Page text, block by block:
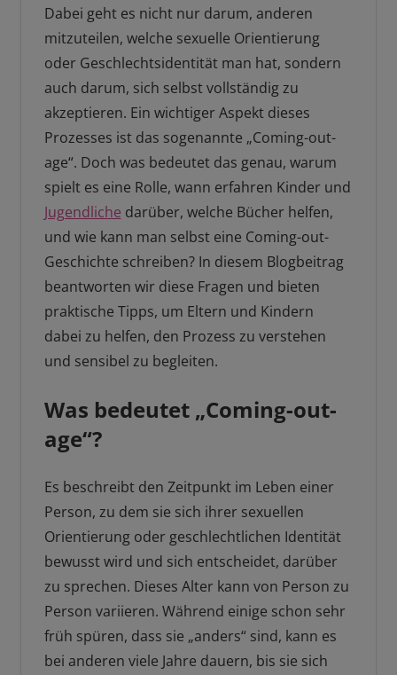
Dabei geht es nicht nur darum, anderen
mitzuteilen, welche sexuelle Orientierung
oder Geschlechtsidentität man hat, sondern
auch darum, sich selbst vollständig zu
akzeptieren. Ein wichtiger Aspekt dieses
Prozesses ist das sogenannte „Coming-out-
age“. Doch was bedeutet das genau, warum
spielt es eine Rolle, wann erfahren Kinder und
Jugendliche darüber, welche Bücher helfen,
und wie kann man selbst eine Coming-out-
Geschichte schreiben? In diesem Blogbeitrag
beantworten wir diese Fragen und bieten
praktische Tipps, um Eltern und Kindern
dabei zu helfen, den Prozess zu verstehen
und sensibel zu begleiten.
Was bedeutet „Coming-out-
age“?
Es beschreibt den Zeitpunkt im Leben einer
Person, zu dem sie sich ihrer sexuellen
Orientierung oder geschlechtlichen Identität
bewusst wird und sich entscheidet, darüber
zu sprechen. Dieses Alter kann von Person zu
Person variieren. Während einige schon sehr
früh spüren, dass sie „anders“ sind, kann es
bei anderen viele Jahre dauern, bis sie sich